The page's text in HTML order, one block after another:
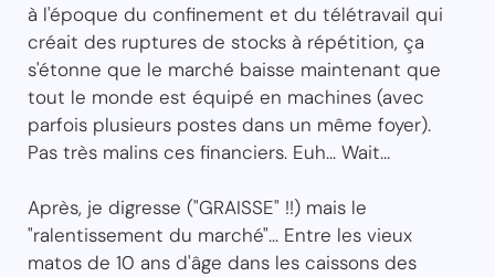
à l'époque du confinement et du télétravail qui
créait des ruptures de stocks à répétition, ça
s'étonne que le marché baisse maintenant que
tout le monde est équipé en machines (avec
parfois plusieurs postes dans un même foyer).
Pas très malins ces financiers. Euh... Wait...
Après, je digresse ("GRAISSE" !!) mais le
"ralentissement du marché"... Entre les vieux
matos de 10 ans d'âge dans les caissons des